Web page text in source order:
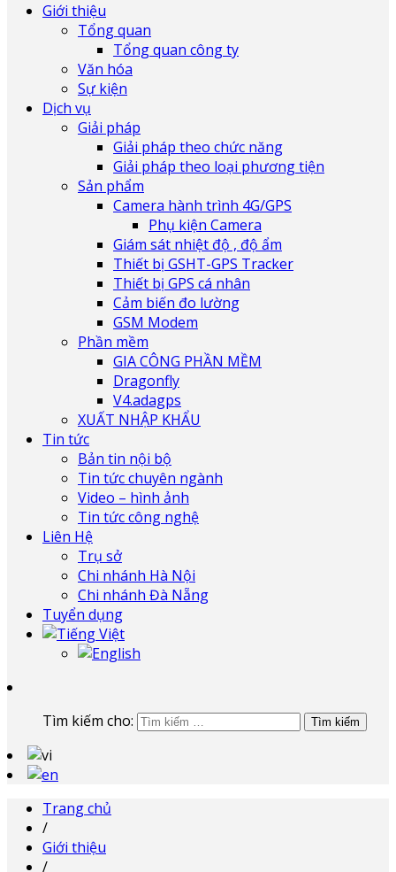
Giới thiệu
Tổng quan
Tổng quan công ty
Văn hóa
Sự kiện
Dịch vụ
Giải pháp
Giải pháp theo chức năng
Giải pháp theo loại phương tiện
Sản phẩm
Camera hành trình 4G/GPS
Phụ kiện Camera
Giám sát nhiệt độ , độ ẩm
Thiết bị GSHT-GPS Tracker
Thiết bị GPS cá nhân
Cảm biến đo lường
GSM Modem
Phần mềm
GIA CÔNG PHẦN MỀM
Dragonfly
V4.adagps
XUẤT NHẬP KHẨU
Tin tức
Bản tin nội bộ
Tin tức chuyên ngành
Video – hình ảnh
Tin tức công nghệ
Liên Hệ
Trụ sở
Chi nhánh Hà Nội
Chi nhánh Đà Nẵng
Tuyển dụng
Tìm kiếm cho:
Trang chủ
/
Giới thiệu
/